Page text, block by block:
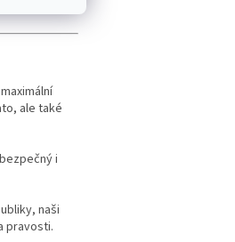
ale také
i
naši
pravosti.